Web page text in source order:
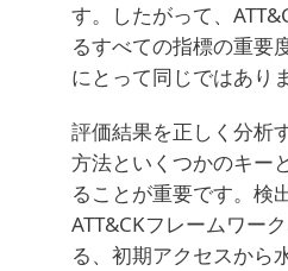
す。したがって、
るすべての指標の重要
にとって同じではあり
評価結果を正しく分析
方法といくつかのキー
ることが重要です。検
ATT&CKフレームワー
る、初期アクセスから